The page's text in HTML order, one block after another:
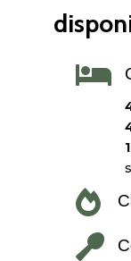

1

